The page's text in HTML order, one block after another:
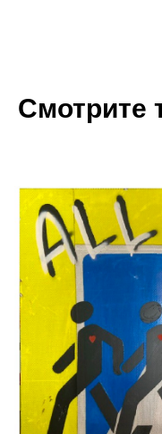
Смотрите